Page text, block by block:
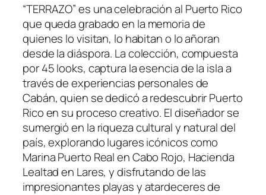
“TERRAZO” es una celebración al Puerto Rico
que queda grabado en la memoria de
quienes lo visitan, lo habitan o lo añoran
desde la diáspora. La colección, compuesta
por 45 looks, captura la esencia de la isla a
través de experiencias personales de
Cabán, quien se dedicó a redescubrir Puerto
Rico en su proceso creativo. El diseñador se
sumergió en la riqueza cultural y natural del
país, explorando lugares icónicos como
Marina Puerto Real en Cabo Rojo, Hacienda
Lealtad en Lares, y disfrutando de las
impresionantes playas y atardeceres de